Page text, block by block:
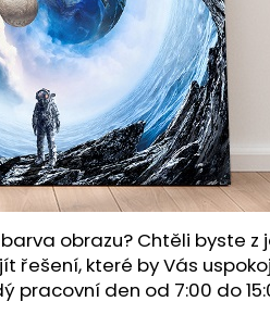
obrazu? Chtěli
řešení, které by Vás
pracovní den od 7:00 do